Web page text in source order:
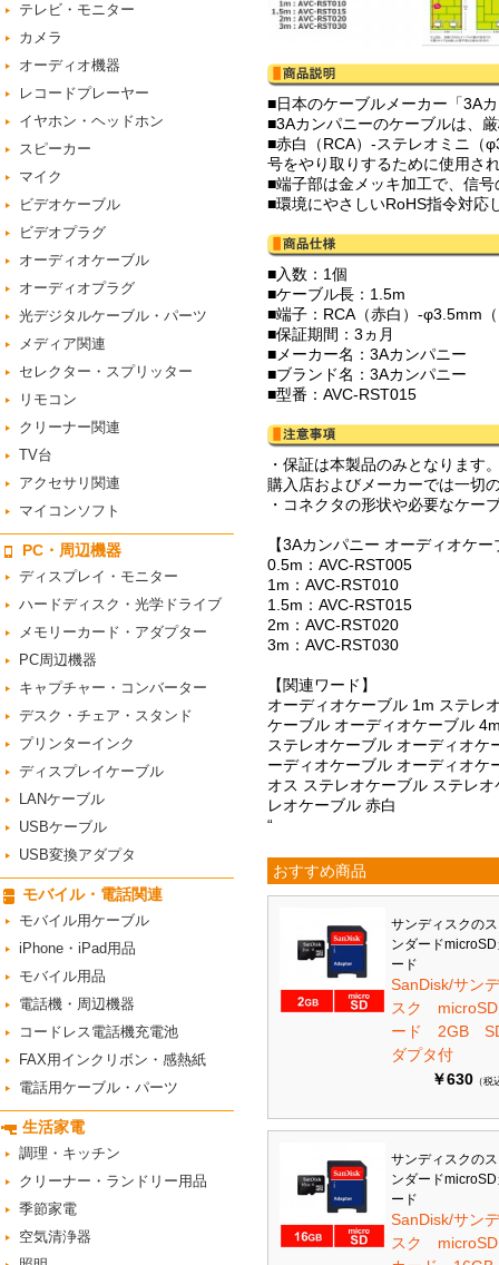
テレビ・モニター
カメラ
オーディオ機器
レコードプレーヤー
イヤホン・ヘッドホン
スピーカー
マイク
ビデオケーブル
ビデオプラグ
オーディオケーブル
オーディオプラグ
光デジタルケーブル・パーツ
メディア関連
セレクター・スプリッター
リモコン
クリーナー関連
TV台
アクセサリ関連
マイコンソフト
PC・周辺機器
ディスプレイ・モニター
ハードディスク・光学ドライブ
メモリーカード・アダプター
PC周辺機器
キャプチャー・コンバーター
デスク・チェア・スタンド
プリンターインク
ディスプレイケーブル
LANケーブル
USBケーブル
USB変換アダプタ
モバイル・電話関連
モバイル用ケーブル
iPhone・iPad用品
モバイル用品
電話機・周辺機器
コードレス電話機充電池
FAX用インクリボン・感熱紙
電話用ケーブル・パーツ
生活家電
調理・キッチン
クリーナー・ランドリー用品
季節家電
空気清浄器
■日本のケーブルメーカー「3A
■3Aカンパニーのケーブルは、
■赤白（RCA）-ステレオミニ（
号をやり取りするために使用さ
■端子部は金メッキ加工で、信
■環境にやさしいRoHS指令対応
■入数：1個
■ケーブル長：1.5m
■端子：RCA（赤白）-φ3.5mm
■保証期間：3ヵ月
■メーカー名：3Aカンパニー
■ブランド名：3Aカンパニー
■型番：AVC-RST015
・保証は本製品のみとなります
購入店およびメーカーでは一切
・コネクタの形状や必要なケー
【3Aカンパニー オーディオケ
0.5m：AVC-RST005
1m：AVC-RST010
1.5m：AVC-RST015
2m：AVC-RST020
3m：AVC-RST030
【関連ワード】
オーディオケーブル 1m ステレ
ケーブル オーディオケーブル
ステレオケーブル オーディオ
ーディオケーブル オーディオ
オス ステレオケーブル ステレ
レオケーブル 赤白
“
おすすめ商品
サンディスクの
ンダード
ード
SanDisk/サン
スク
ード 2GB
ダプタ付
￥630 （税
サンディスクの
ンダード
ード
SanDisk/サン
スク